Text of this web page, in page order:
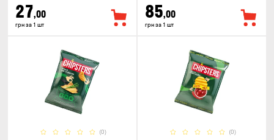
27,00
грн за 1 шт
85,00
грн за 1 шт
(0) (0)